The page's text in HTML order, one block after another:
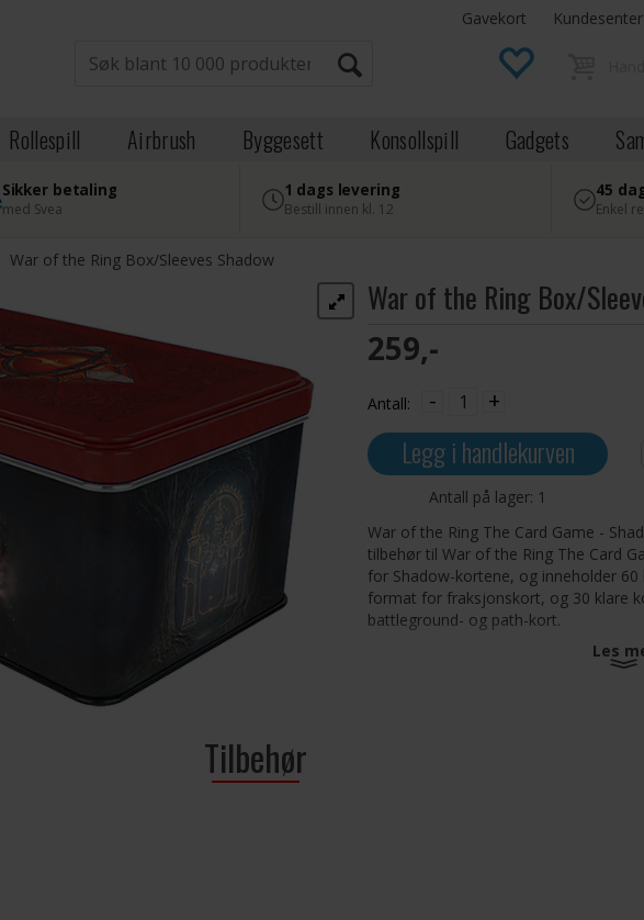
Gavekort Kundesenter
Rollespill Airbrush Byggesett Konsollspill Gadgets
Sikker betaling
med Svea
1 dags levering
Bestill innen kl. 12
45
Enkel
War of the Ring Box/Sleeves Shadow
War of the Ring Box/
259,-
Antall: - +
Legg i handlekurven
Antall på lager: 1
War of the Ring The Card Game -
tilbehør til War of the Ring The Card
for Shadow-kortene, og inneholder
format for fraksjonskort, og 30 klare
battleground- og path-kort.
Inni boksen vil du også finne et
Les
Tilbehør